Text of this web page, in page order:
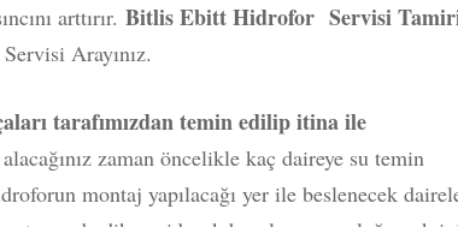
arttırır. Bitlis Ebitt Hidrofor Servisi
Arayınız.
tarafımızdan temin edilip itina ile
alacağınız zaman öncelikle kaç daireye su temin
montaj yapılacağı yer ile beslenecek